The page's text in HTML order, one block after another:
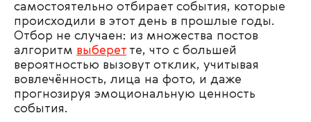
самостоятельно отбирает события, которые
происходили в этот день в прошлые годы.
Отбор не случаен: из множества постов
алгоритм выберет те, что с большей
вероятностью вызовут отклик, учитывая
вовлечённость, лица на фото, и даже
прогнозируя эмоциональную ценность
события.